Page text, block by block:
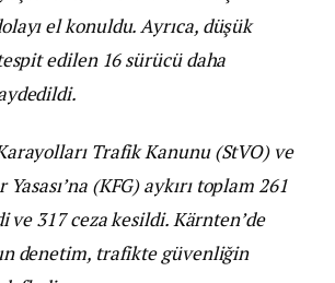
el konuldu. Ayrıca, düşük
edilen 16 sürücü daha
Trafik Kanunu (StVO) ve
(KFG) aykırı toplam 261
317 ceza kesildi. Kärnten’de
denetim, trafikte güvenliğin